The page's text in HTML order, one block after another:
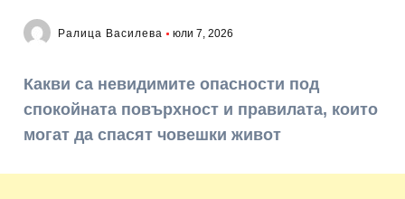
Ралица Василева юли 7, 2026
Какви са невидимите опасности под
спокойната повърхност и правилата, които
могат да спасят човешки живот